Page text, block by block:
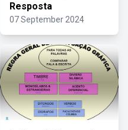
Resposta
07 September 2024